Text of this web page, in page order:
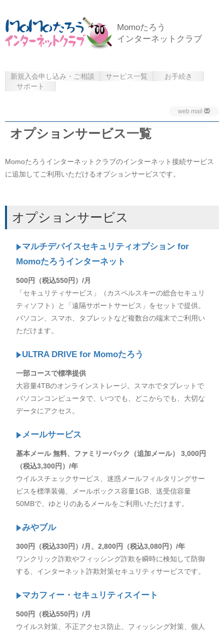
Momoたろう
インターネットクラブ
新規入会申し込み・ご相談 サービス一覧
お手続き
サポート
web mail
オプションサービス一覧
Momoたろうインターネットクラブのインターネット接続サービス
に追加してご利用いただけるオプションサービスです。
オプションサービス
マルチデバイスセキュリティオプション for
Momoたろうインターネット
500円（税込550円）/月
「セキュリティサービス」（カスペルスキーの総合セキュリ
ティソフト）と「遠隔サポートサービス」をセットで提供。
パソコン、スマホ、タブレットなど複数台の端末でご利用い
ただけます。
ULTRA DRIVE for Momoたろう
一部コースで標準提供
大容量4TBのオンラインストレージ。スマホでタブレットで
パソコンコンピュータで、いつでも、どこからでも、大切な
データにアクセス。
メールサービス
基本メール 無料、ファミリーパック（追加メール） 3,000円
（税込3,300円）/年
ウイルスチェックサービス、迷惑メールフィルタリングサー
ビスを標準装備、メールボックス容量1GB、送受信容量
50MBで、ゆとりのあるメールをご利用いただけます。
みやブル
300円（税込330円）/月、2,800円（税込3,080円）/年
ワンクリック詐欺やフィッシング詐欺を瞬時に検知して防御
する、インターネット詐欺対策セキュリティサービスです。
マカフィー・セキュリティスイート
500円（税込550円）/月
ウイルス対策、不正アクセス防止、フィッシング対策、個人